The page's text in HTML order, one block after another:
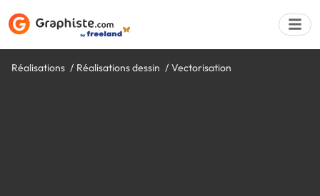
Réalisations Réalisations dessin Vectorisation